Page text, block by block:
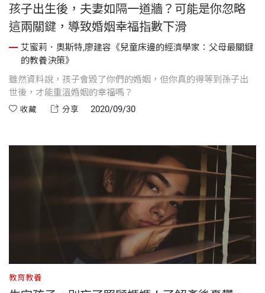
孩子出生後，夫妻如隔一道牆？可能是你忽略
這兩關鍵，導致婚姻幸福指數下滑
艾蜜莉．奧斯特,廖建容《兒童床邊的經濟學家：父母最關鍵
的教養決策》
雖然資料說，孩子會毀了你們的婚姻，但你真的得等到孫子出
世後，才能重溫婚姻的幸福嗎？
收藏 分享 2020/09/30
教育教養